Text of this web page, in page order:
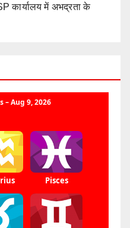
कार्यालय में अभद्रता के